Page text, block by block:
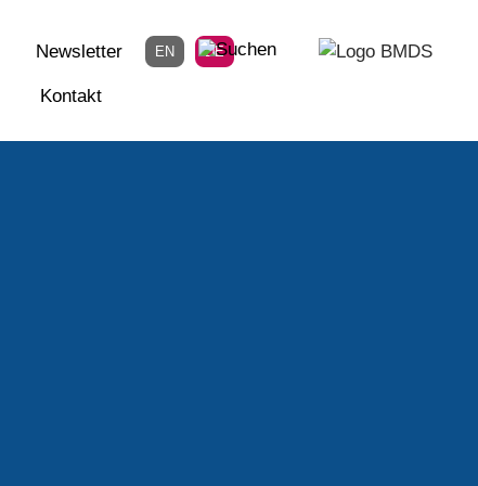
Kontakt
Newsletter EN DE